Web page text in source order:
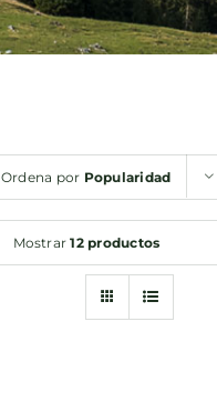
Ordena por Popularidad
Mostrar12 productos